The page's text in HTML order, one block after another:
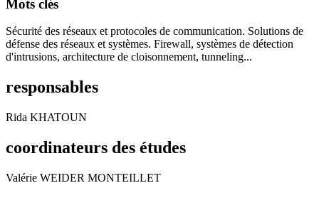
Mots clés
Sécurité des réseaux et protocoles de communication. Solutions de
défense des réseaux et systèmes. Firewall, systèmes de détection
d'intrusions, architecture de cloisonnement, tunneling...
responsables
Rida KHATOUN
coordinateurs des études
Valérie WEIDER MONTEILLET